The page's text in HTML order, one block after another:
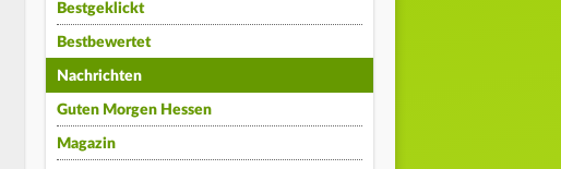
Bestgeklickt
Bestbewertet
Nachrichten
Guten Morgen Hessen
Magazin